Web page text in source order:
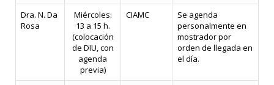
Dra. N. Da
Rosa
Miércoles:
13 a 15 h.
(colocación
de DIU, con
agenda
previa)
CIAMC
Se agenda
personalmente en
mostrador por
orden de llegada en
el día.